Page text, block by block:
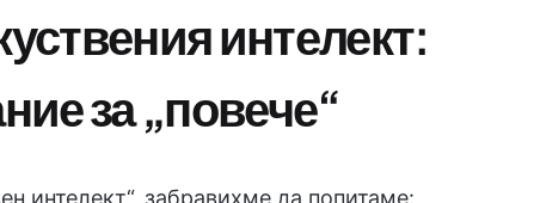
интелект:
за „повече“
интелект“, забравихме да попитаме: